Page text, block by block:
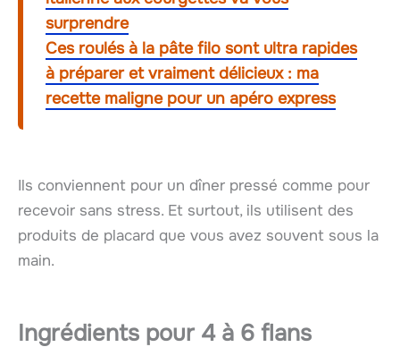
surprendre
Ces roulés à la pâte filo sont ultra rapides
à préparer et vraiment délicieux : ma
recette maligne pour un apéro express
Ils conviennent pour un dîner pressé comme pour
recevoir sans stress. Et surtout, ils utilisent des
produits de placard que vous avez souvent sous la
main.
Ingrédients pour 4 à 6 flans